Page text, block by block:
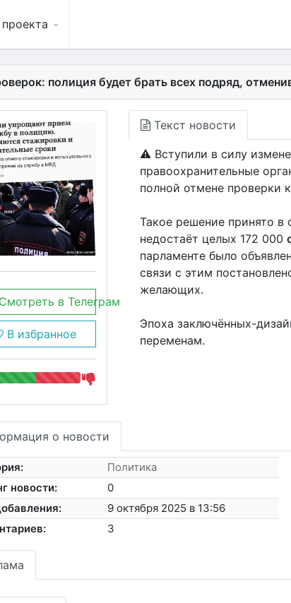
полиция будет брать всех подряд,
Смотреть в Телеграм
В избранное
Текст новости
⚠️ Вступили в силу
правоохранительные
полной отмене проверки
Такое решение принято в
недостаёт целых 172 000
парламенте было
связи с этим
желающих.
Эпоха заключённых-
переменам.
о новости
Политика
новости:
0
9 октября 2025 в 13:56
3